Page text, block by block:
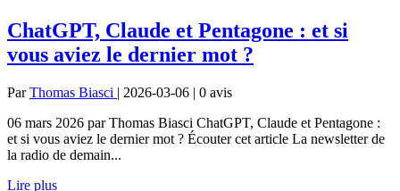
ChatGPT, Claude et Pentagone : et si
vous aviez le dernier mot ?
ParThomas Biasci | 2026-03-06 | 0 avis
06 mars 2026 par Thomas Biasci ChatGPT, Claude et Pentagone :
et si vous aviez le dernier mot ? Écouter cet article La newsletter de
la radio de demain...
Lire plus